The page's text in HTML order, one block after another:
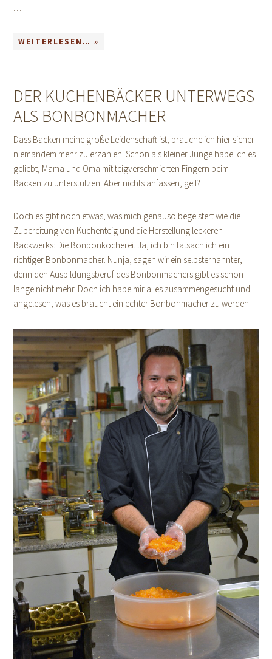
…
WEITERLESEN… »
DER KUCHENBÄCKER UNTERWEGS
ALS BONBONMACHER
Dass Backen meine große Leidenschaft ist, brauche ich hier sicher
niemandem mehr zu erzählen. Schon als kleiner Junge habe ich es
geliebt, Mama und Oma mit teigverschmierten Fingern beim
Backen zu unterstützen. Aber nichts anfassen, gell?
Doch es gibt noch etwas, was mich genauso begeistert wie die
Zubereitung von Kuchenteig und die Herstellung leckeren
Backwerks: Die Bonbonkocherei. Ja, ich bin tatsächlich ein
richtiger Bonbonmacher. Nunja, sagen wir ein selbsternannter,
denn den Ausbildungsberuf des Bonbonmachers gibt es schon
lange nicht mehr. Doch ich habe mir alles zusammengesucht und
angelesen, was es braucht ein echter Bonbonmacher zu werden.